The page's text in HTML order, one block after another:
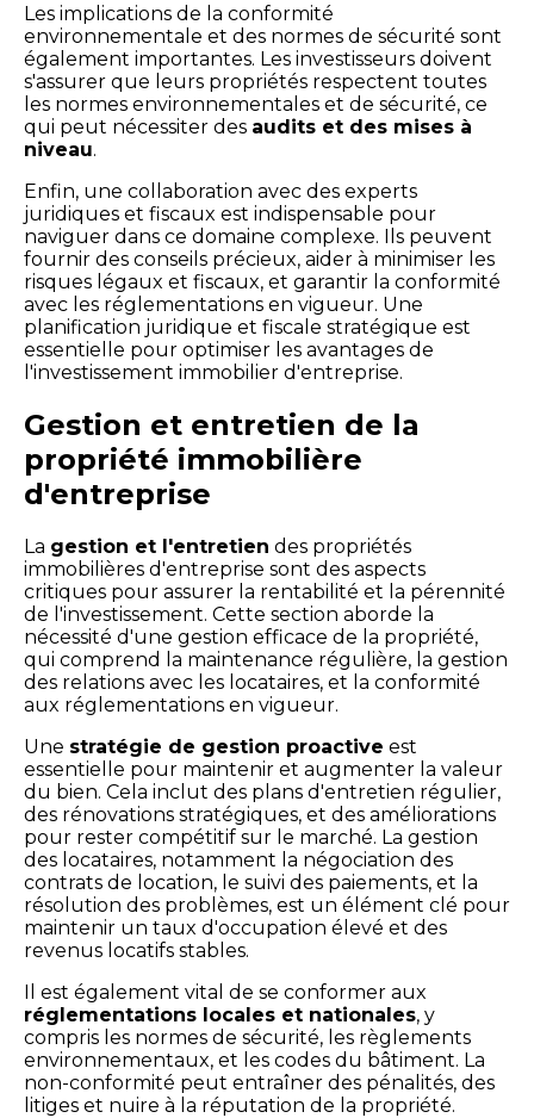
Les implications de la conformité
environnementale et des normes de sécurité sont
également importantes. Les investisseurs doivent
s'assurer que leurs propriétés respectent toutes
les normes environnementales et de sécurité, ce
qui peut nécessiter des audits et des mises à
niveau.
Enfin, une collaboration avec des experts
juridiques et fiscaux est indispensable pour
naviguer dans ce domaine complexe. Ils peuvent
fournir des conseils précieux, aider à minimiser les
risques légaux et fiscaux, et garantir la conformité
avec les réglementations en vigueur. Une
planification juridique et fiscale stratégique est
essentielle pour optimiser les avantages de
l'investissement immobilier d'entreprise.
Gestion et entretien de la
propriété immobilière
d'entreprise
La gestion et l'entretien des propriétés
immobilières d'entreprise sont des aspects
critiques pour assurer la rentabilité et la pérennité
de l'investissement. Cette section aborde la
nécessité d'une gestion efficace de la propriété,
qui comprend la maintenance régulière, la gestion
des relations avec les locataires, et la conformité
aux réglementations en vigueur.
Une stratégie de gestion proactive est
essentielle pour maintenir et augmenter la valeur
du bien. Cela inclut des plans d'entretien régulier,
des rénovations stratégiques, et des améliorations
pour rester compétitif sur le marché. La gestion
des locataires, notamment la négociation des
contrats de location, le suivi des paiements, et la
résolution des problèmes, est un élément clé pour
maintenir un taux d'occupation élevé et des
revenus locatifs stables.
Il est également vital de se conformer aux
réglementations locales et nationales, y
compris les normes de sécurité, les règlements
environnementaux, et les codes du bâtiment. La
non-conformité peut entraîner des pénalités, des
litiges et nuire à la réputation de la propriété.